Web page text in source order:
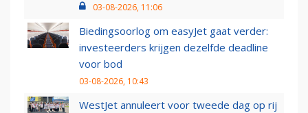
03-08-2026, 11:06
Biedingsoorlog om easyJet gaat verder:
investeerders krijgen dezelfde deadline
voor bod
03-08-2026, 10:43
WestJet annuleert voor tweede dag op rij